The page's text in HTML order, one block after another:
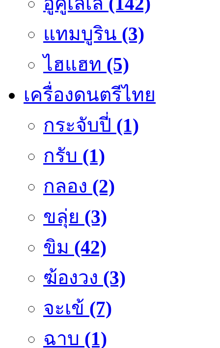
แทมบูริน (3)
ไฮแฮท (5)
เครื่องดนตรีไทย
กระจับปี่ (1)
กรับ (1)
กลอง (2)
ขลุ่ย (3)
ขิม (42)
ฆ้องวง (3)
จะเข้ (7)
ฉาบ (1)